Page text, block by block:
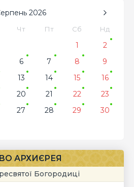
2026
Чт Пт Сб Нд
1
2
6 7 8
9
13 14 15
16
20 21 22
23
27 28 29
30
АРХИЄРЕЯ
Богородиці